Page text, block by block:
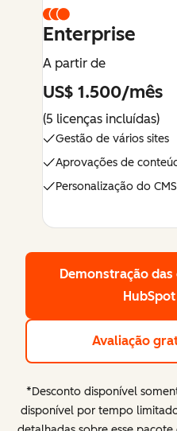
Enterprise
A partir de
US$ 1.500/mês
(5 licenças incluídas)
Gestão de vários sites
Aprovações de
Personalização do CMS
Demonstração
Avaliação
*Desconto disponível
disponível por tempo